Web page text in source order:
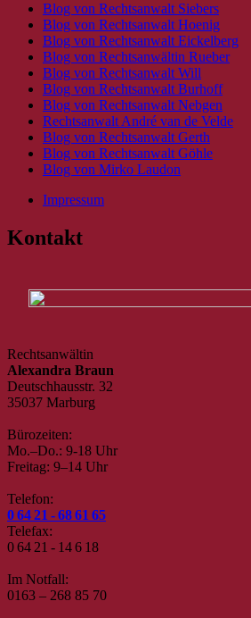
Blog von Rechtsanwalt Siebers
Blog von Rechtsanwalt Hoenig
Blog von Rechtsanwalt Eickelberg
Blog von Rechtsanwältin Rueber
Blog von Rechtsanwalt Will
Blog von Rechtsanwalt Burhoff
Blog von Rechtsanwalt Nebgen
Rechtsanwalt André van de Velde
Blog von Rechtsanwalt Gerth
Blog von Rechtsanwalt Göhle
Blog von Mirko Laudon
Impressum
Kontakt
Rechtsanwältin
Alexandra Braun
Deutschhausstr. 32
35037 Marburg
Bürozeiten:
Mo.–Do.: 9-18 Uhr
Freitag: 9–14 Uhr
Telefon:
0 64 21 - 68 61 65
Telefax:
0 64 21 - 14 6 18
Im Notfall:
0163 – 268 85 70